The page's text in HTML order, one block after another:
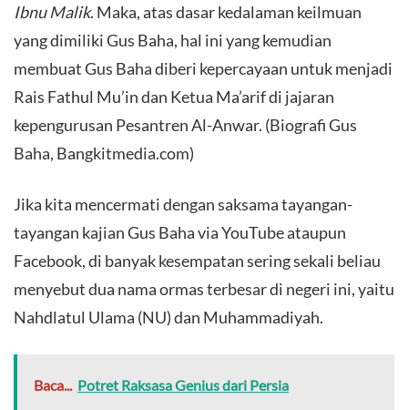
Ibnu Malik. Maka, atas dasar kedalaman keilmuan
yang dimiliki Gus Baha, hal ini yang kemudian
membuat Gus Baha diberi kepercayaan untuk menjadi
Rais Fathul Mu’in dan Ketua Ma’arif di jajaran
kepengurusan Pesantren Al-Anwar. (Biografi Gus
Baha, Bangkitmedia.com)
​Jika kita mencermati dengan saksama tayangan-
tayangan kajian Gus Baha via YouTube ataupun
Facebook, di banyak kesempatan sering sekali beliau
menyebut dua nama ormas terbesar di negeri ini, yaitu
Nahdlatul Ulama (NU) dan Muhammadiyah.
Baca... Potret Raksasa Genius dari Persia